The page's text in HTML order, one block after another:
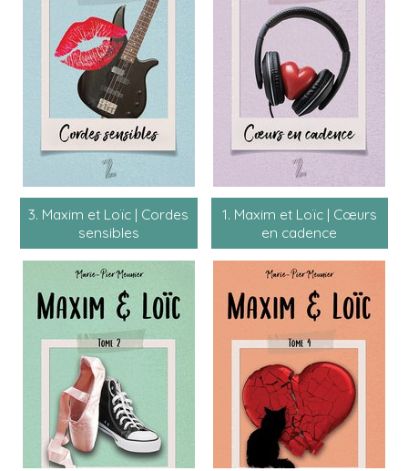
3. Maxim et Loïc | Cordes
sensibles
1. Maxim et Loïc | Cœurs
en cadence